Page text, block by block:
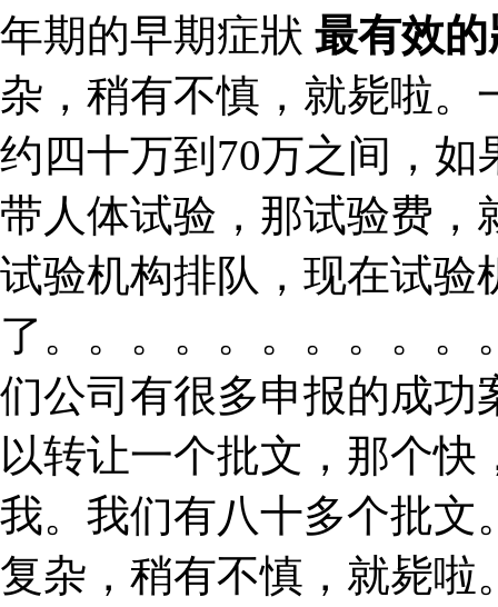
年期的早期症狀 最有效
杂，稍有不慎，就毙啦
约四十万到70万之间，
带人体试验，那试验费，
试验机构排队，现在试验
了。。。。。。。。。
们公司有很多申报的成功
以转让一个批文，那个
我。我们有八十多个批文
复杂，稍有不慎，就毙啦